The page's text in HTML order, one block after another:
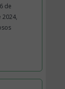
de
2024,